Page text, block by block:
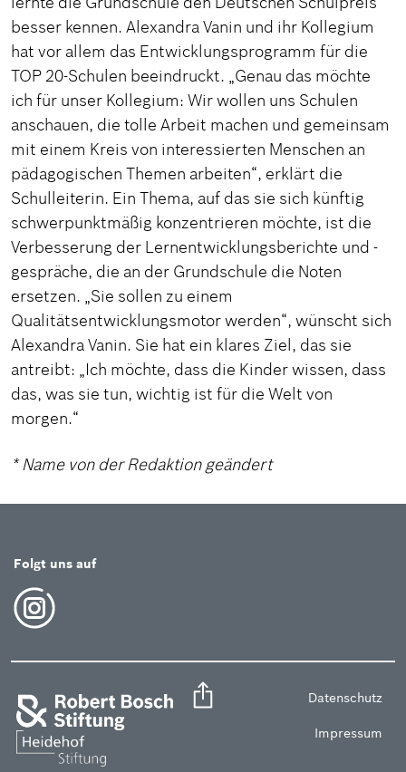
besser kennen. Alexandra Vanin und ihr Kollegium
hat vor allem das Entwicklungsprogramm für die
TOP 20-Schulen beeindruckt. „Genau das möchte
ich für unser Kollegium: Wir wollen uns Schulen
anschauen, die tolle Arbeit machen und gemeinsam
mit einem Kreis von interessierten Menschen an
pädagogischen Themen arbeiten“, erklärt die
Schulleiterin. Ein Thema, auf das sie sich künftig
schwerpunktmäßig konzentrieren möchte, ist die
Verbesserung der Lernentwicklungsberichte und -
gespräche, die an der Grundschule die Noten
ersetzen. „Sie sollen zu einem
Qualitätsentwicklungsmotor werden“, wünscht sich
Alexandra Vanin. Sie hat ein klares Ziel, das sie
antreibt: „Ich möchte, dass die Kinder wissen, dass
das, was sie tun, wichtig ist für die Welt von
morgen.“
* Name von der Redaktion geändert
Folgt uns auf
Datenschutz
Impressum